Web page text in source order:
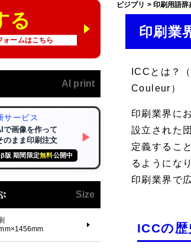
ビジプリ > 印刷用語辞
印刷業
ICCとは？
Couleur）
印刷業界に
設立された
定義するこ
るようにな
印刷業界で
ICCの歴
る
ォームはこちら
AI print
サービス
で画像を作って
のまま印刷注文
β版 期間限定無料公開中
▶
Size